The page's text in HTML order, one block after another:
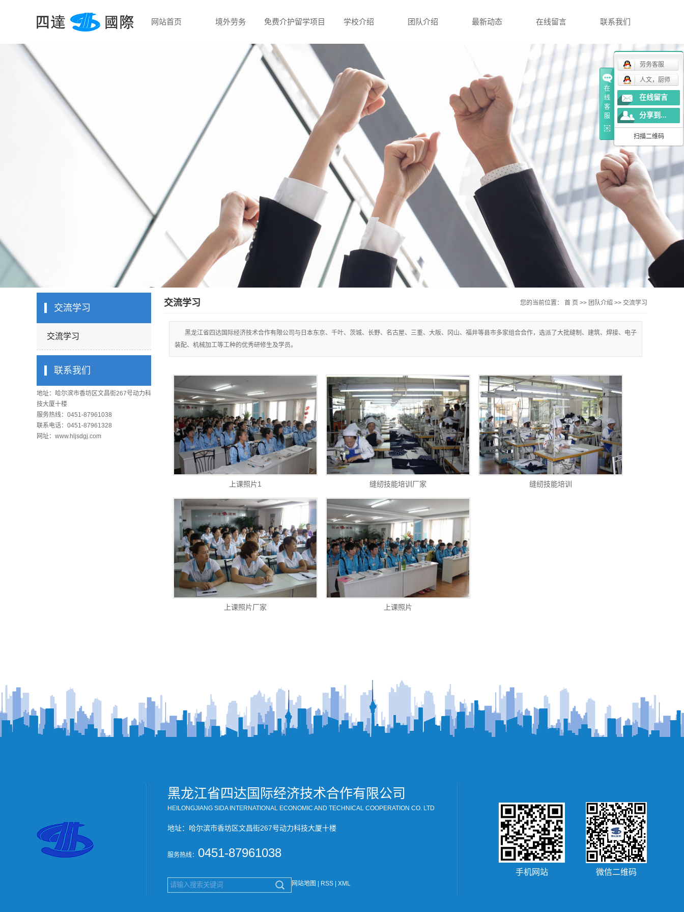
网站首页 境外劳务 免费介护留学项目 学校介绍 团队介绍 最新动态 在线留言 联系我们
交流学习
交流学习
联系我们
地址：哈尔滨市香坊区文昌街267号动力科
技大厦十楼
服务热线：0451-87961038
联系电话：0451-87961328
网址：www.hljsdgj.com
交流学习 您的当前位置： 首 页 >> 团队介绍 >> 交流学习
黑龙江省四达国际经济技术合作有限公司与日本东京、千叶、茨城、长野、名古屋、三重、大阪、冈山、福井等县市多家组合合作，选派了大批缝制、建筑、焊接、电子
装配、机械加工等工种的优秀研修生及学员。
上课照片1 缝纫技能培训厂家 缝纫技能培训
上课照片厂家 上课照片
黑龙江省四达国际经济技术合作有限公司
HEILONGJIANG SIDA INTERNATIONAL ECONOMIC AND TECHNICAL COOPERATION CO. LTD
地址：哈尔滨市香坊区文昌街267号动力科技大厦十楼
服务热线： 0451-87961038
网站地图 RSS XML
手机网站 微信二维码
在
线
客
服
劳务客服
人文，厨师
在线留言
分享到...
扫描二维码